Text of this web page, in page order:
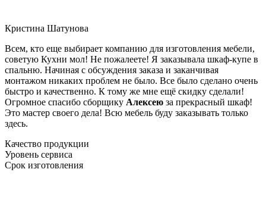
Кристина Шатунова
Всем, кто еще выбирает компанию для изготовления мебели,
советую Кухни мол! Не пожалеете! Я заказывала шкаф-купе в
спальню. Начиная с обсуждения заказа и заканчивая
монтажом никаких проблем не было. Все было сделано очень
быстро и качественно. К тому же мне ещё скидку сделали!
Огромное спасибо сборщику Алексею за прекрасный шкаф!
Это мастер своего дела! Всю мебель буду заказывать только
здесь.
Качество продукции
Уровень сервиса
Срок изготовления